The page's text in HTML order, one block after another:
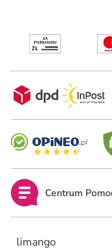
Centrum
limango